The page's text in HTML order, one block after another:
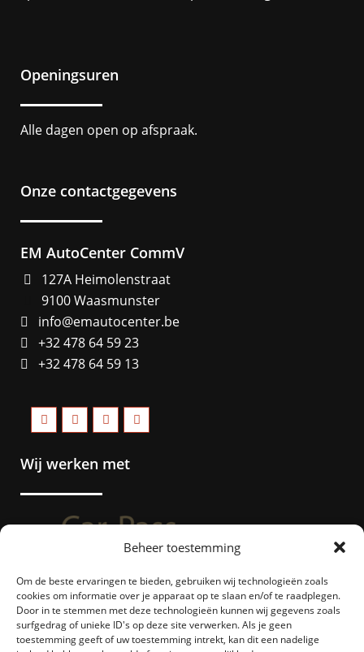
Beheer toestemming
Om de beste ervaringen te bieden, gebruiken wij technologieën zoals
cookies om informatie over je apparaat op te slaan en/of te raadplegen.
Door in te stemmen met deze technologieën kunnen wij gegevens zoals
surfgedrag of unieke ID's op deze site verwerken. Als je geen
toestemming geeft of uw toestemming intrekt, kan dit een nadelige
Openingsuren
Alle dagen open op afspraak.
Onze contactgegevens
EM AutoCenter CommV
127A Heimolenstraat
9100 Waasmunster
info@emautocenter.be
+32 478 64 59 23
+32 478 64 59 13
Wij werken met